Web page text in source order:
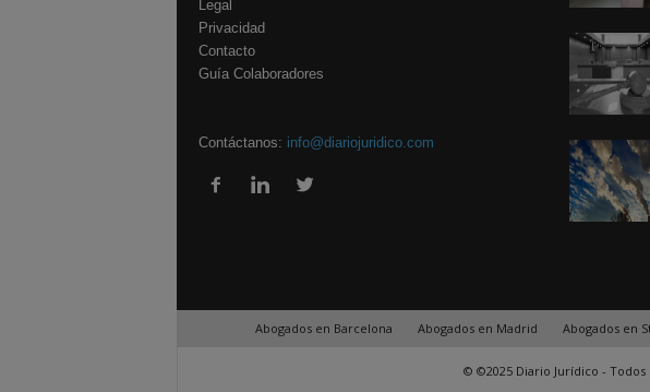
Legal
Privacidad
Contacto
Guía Colaboradores
Contáctanos: info@diariojuridico.com
Abogados en Barcelona Abogados en Madrid Abogados en
© ©2025 Diario Jurídico -